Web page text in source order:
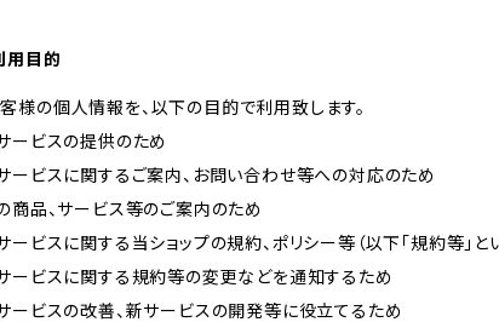
用目的
客様の個人情報を、以下の目的で利用致します。
サービスの提供のため
サービスに関するご案内、お問い合わせ等への対応のため
の商品、サービス等のご案内のため
サービスに関する当ショップの規約、ポリシー等（以下「規約等」
サービスに関する規約等の変更などを通知するため
サービスの改善、新サービスの開発等に役立てるため